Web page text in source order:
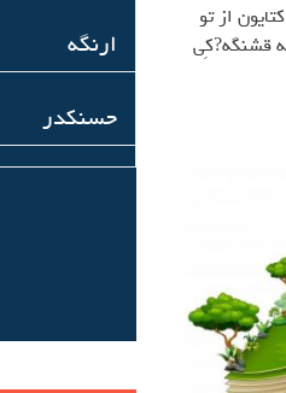
از تو
قشنگه?كِي
ارنگه
حسنکدر